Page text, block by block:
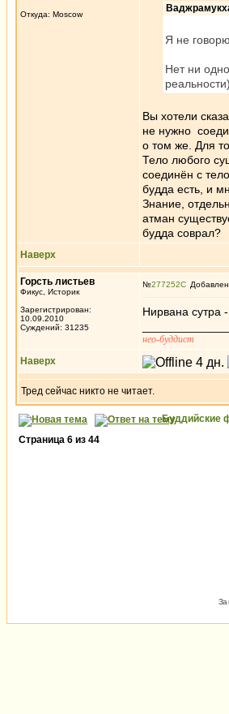
Откуда: Moscow
Я не
Нет ни
реальности).
Вы хотели
не нужно
о том же. Для
Тело любого
соединён с
будда есть, и
Знание,
атман
будда соврал?
Наверх
Горсть листьев
Фикус, Историк
Зарегистрирован:
10.09.2010
Суждений: 31235
№277252
Нирвана сутра
нео-буддист
Наверх
Тред сейчас никто не читает.
Буддийские
Страница 6 из 44
За